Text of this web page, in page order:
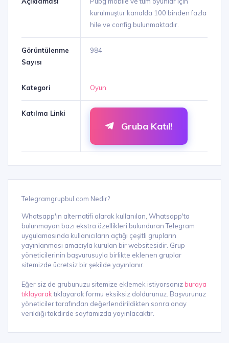
kurulmuştur kanalda 100 binden fazla
hile ve config bulunmaktadır.
Görüntülenme
Sayısı
984
Kategori Oyun
Katılma Linki
Gruba Katıl!
Telegramgrupbul.com Nedir?
Whatsapp'ın alternatifi olarak kullanılan, Whatsapp'ta
bulunmayan bazı ekstra özellikleri bulunduran Telegram
uygulamasında kullanıcıların açtığı çeşitli grupların
yayınlanması amacıyla kurulan bir websitesidir. Grup
yöneticilerinin başvurusuyla birlikte eklenen gruplar
sitemizde ücretsiz bir şekilde yayınlanır.
Eğer siz de grubunuzu sitemize eklemek istiyorsanız buraya
tıklayaraktıklayarak formu eksiksiz doldurunuz. Başvurunuz
yöneticiler tarafından değerlendirildikten sonra onay
verildiği takdirde sayfamızda yayınlacaktır.